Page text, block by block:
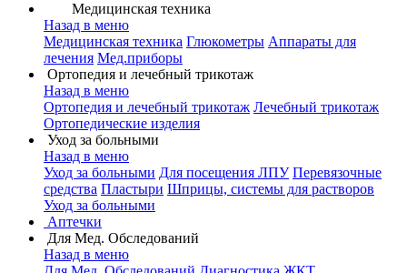
Медицинская техника
Назад в меню
Медицинская техника Глюкометры Аппараты для
лечения Мед.приборы
Ортопедия и лечебный трикотаж
Назад в меню
Ортопедия и лечебный трикотаж Лечебный трикотаж
Ортопедические изделия
Уход за больными
Назад в меню
Уход за больными Для посещения ЛПУ Перевязочные
средства Пластыри Шприцы, системы для растворов
Уход за больными
Аптечки
Для Мед. Обследований
Назад в меню